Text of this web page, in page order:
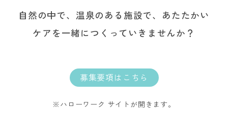
自然の中で、温泉のある施設で、あたたかい
ケアを一緒につくっていきませんか？
募集要項はこちら
※ハローワーク サイトが開きます。